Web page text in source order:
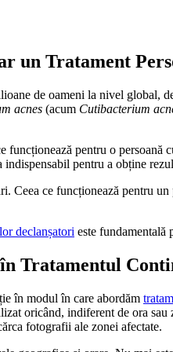
un Tratament
de oameni la nivel global,
acnes (acum Cutibacterium
pentru o
indispensabil pentru a obține
Ceea ce funcționează pentru
declanșatori este fundamentală
Tratamentul
în modul în care abordăm
oricând, indiferent de ora
fotografii ale zonei afectate.